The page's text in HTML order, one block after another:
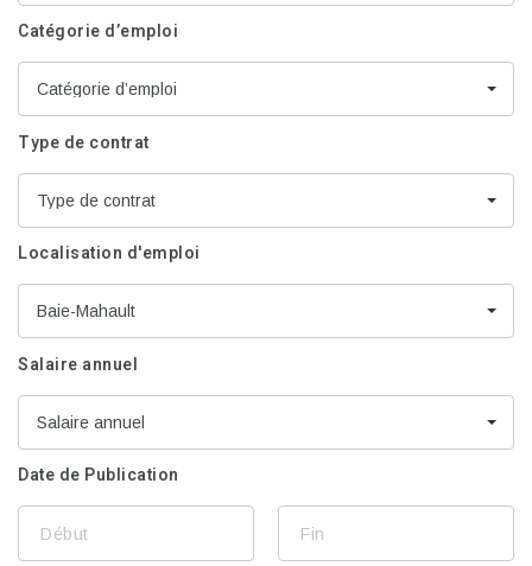
Catégorie d’emploi
Catégorie d’emploi
Type de contrat
Type de contrat
Localisation d'emploi
Baie-Mahault
Salaire annuel
Salaire annuel
Date de Publication